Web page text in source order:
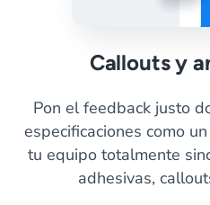
Callouts y
Pon el feedback justo
especificaciones como
tu equipo totalmente
adhesivas,